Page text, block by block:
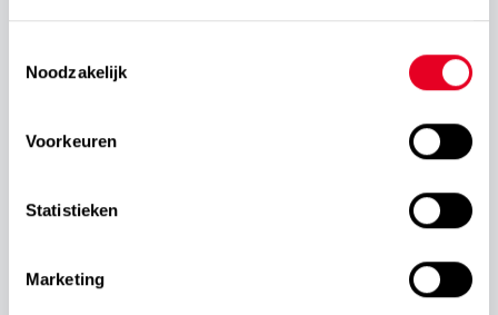
Noodzakelijk
Voorkeuren
Statistieken
Marketing